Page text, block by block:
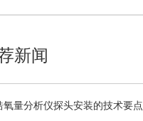
新闻
氧量分析仪探头安装的技术要点